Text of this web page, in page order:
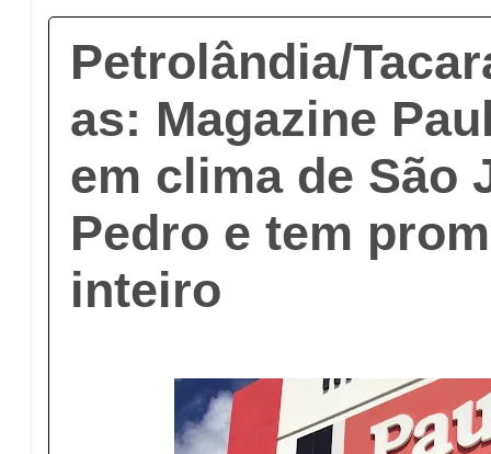
Petrolândia/
as: Magazine
em clima de São
Pedro e tem
inteiro